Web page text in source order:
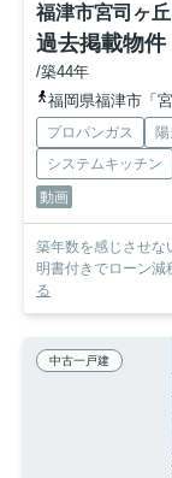
福津市宮司ヶ
過去掲載物件
/築44年
福岡県福津市「
プロパンガス
システムキッチン
動画
築年数を感じさせな
明書付きでローン減
る
中古一戸建